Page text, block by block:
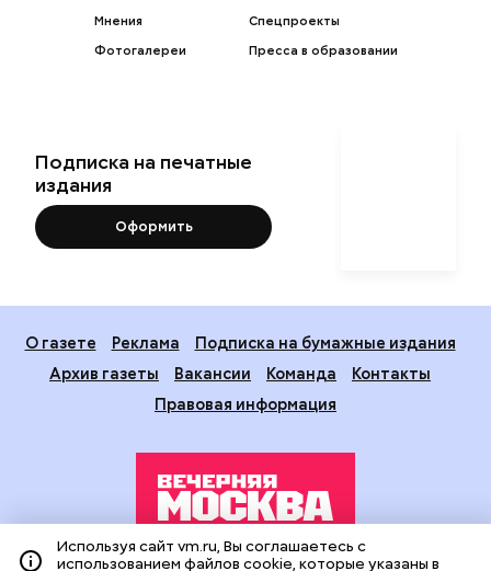
Мнения
Фотогалереи
Спецпроекты
Пресса в образовании
Подписка на печатные
издания
Оформить
О газете Реклама
Подписка на бумажные издания
Архив газеты
Вакансии Команда
Контакты
Правовая информация
Используя сайт vm.ru, Вы соглашаетесь с
использованием файлов cookie, которые указаны в